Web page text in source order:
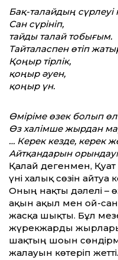
Бақ-талайдың
Сан сүрініп,
тайды талай тобығым.
Тайталаспен өтіп
Қоңыр тірлік,
қоңыр әуен,
қоңыр үн.
Өміріме өзек болып
Өз халімше жырдан
… Керек кезде, керек
Айтқандарын
Қалай дегенмен,
үні халық сөзін
Оның нақты дәлелі –
ақын ақыл мен ой-
жасқа шықты. Бұл
жүрекжарды
шақтың шоғын
жалауын көтеріп жет­ті.